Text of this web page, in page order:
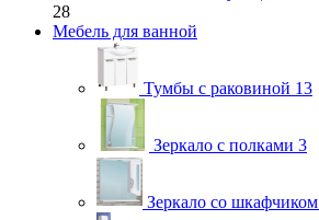
28
Мебель для ванной
Тумбы с раковиной 13
Зеркало с полками 3
Зеркало со шкафчиком